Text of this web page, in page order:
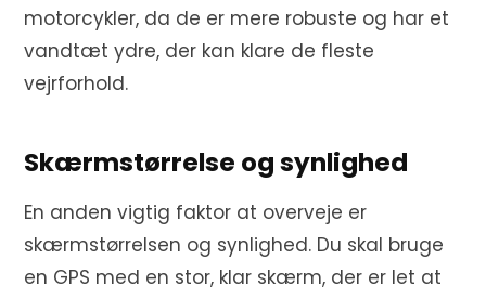
motorcykler, da de er mere robuste og har et
vandtæt ydre, der kan klare de fleste
vejrforhold.
Skærmstørrelse og synlighed
En anden vigtig faktor at overveje er
skærmstørrelsen og synlighed. Du skal bruge
en GPS med en stor, klar skærm, der er let at